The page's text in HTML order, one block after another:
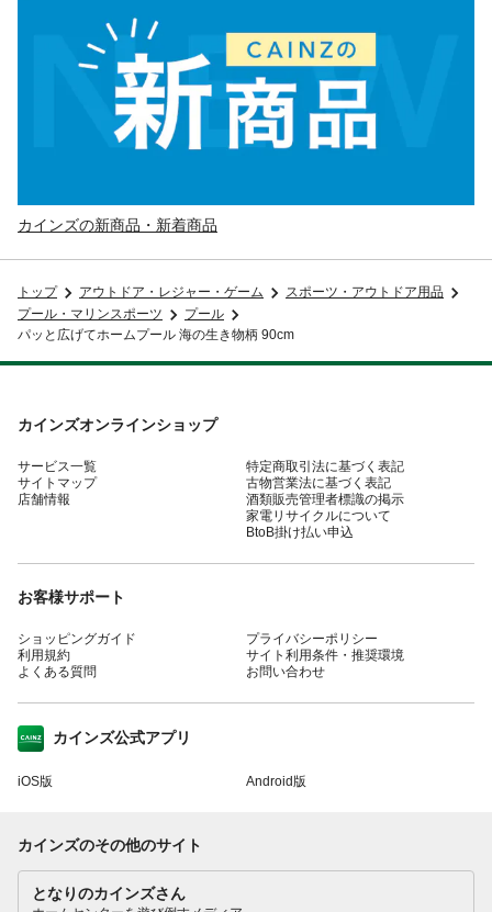
カインズの新商品・新着商品
トップ アウトドア・レジャー・ゲーム
スポーツ・アウトドア用品
プール・マリンスポーツ
プール
パッと広げてホームプール 海の生き物柄 90cm
カインズオンラインショップ
サービス一覧
サイトマップ
店舗情報
特定商取引法に基づく表記
古物営業法に基づく表記
酒類販売管理者標識の掲示
家電リサイクルについて
BtoB掛け払い申込
お客様サポート
ショッピングガイド
利用規約
よくある質問
プライバシーポリシー
サイト利用条件・推奨環境
お問い合わせ
カインズ公式アプリ
iOS版 Android版
カインズのその他のサイト
となりのカインズさん